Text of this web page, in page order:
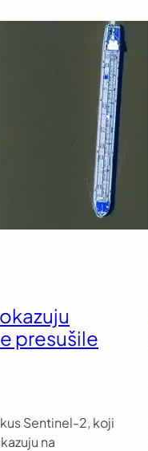
presušile
Sentinel-2, koji
na